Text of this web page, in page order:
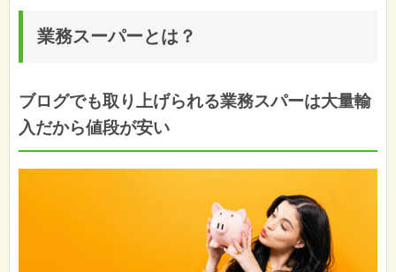
業務スーパーとは？
ブログでも取り上げられる業務スパーは大量輸
入だから値段が安い